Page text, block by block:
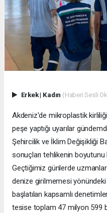
Erkek| Kadın (Haberi Sesli
Akdeniz'de mikroplastik
peşe yaptığı uyarılar
Şehircilik ve İklim Değişikliği
sonuçları tehlikenin
Geçtiğimiz günlerde
denize girilmemesi yönündeki
başlatılan kapsamlı
tesise toplam 47 milyon 599